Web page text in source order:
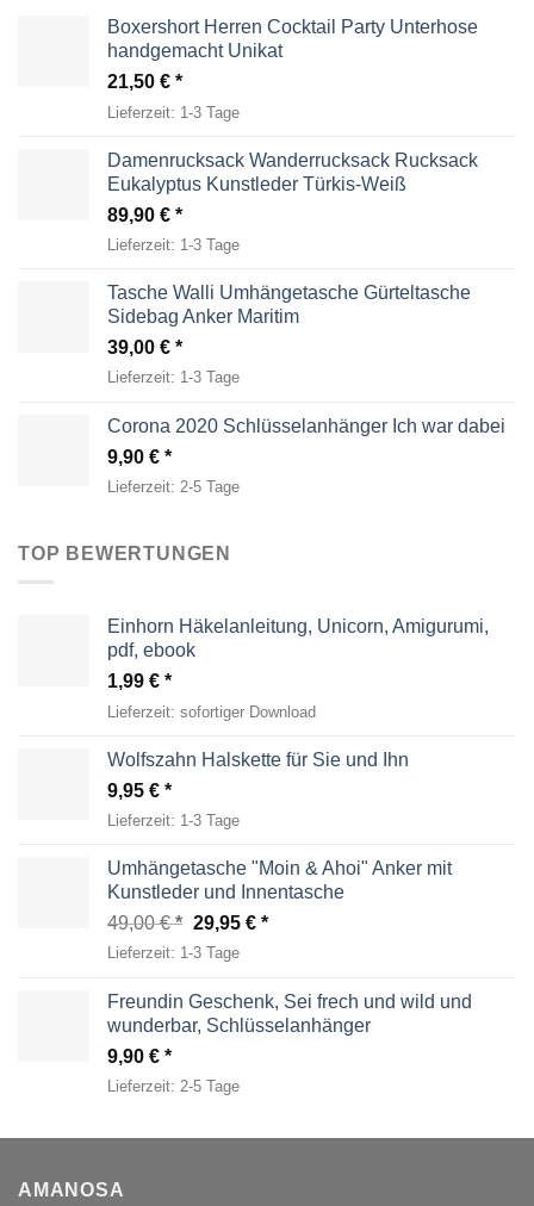
Boxershort Herren Cocktail Party Unterhose
handgemacht Unikat
21,50 €
Lieferzeit: 1-3 Tage
Damenrucksack Wanderrucksack Rucksack
Eukalyptus Kunstleder Türkis-Weiß
89,90 €
Lieferzeit: 1-3 Tage
Tasche Walli Umhängetasche Gürteltasche
Sidebag Anker Maritim
39,00 €
Lieferzeit: 1-3 Tage
Corona 2020 Schlüsselanhänger Ich war dabei
9,90 €
Lieferzeit: 2-5 Tage
TOP BEWERTUNGEN
Einhorn Häkelanleitung, Unicorn, Amigurumi,
pdf, ebook
1,99 €
Lieferzeit: sofortiger Download
Wolfszahn Halskette für Sie und Ihn
9,95 €
Lieferzeit: 1-3 Tage
Umhängetasche "Moin & Ahoi" Anker mit
Kunstleder und Innentasche
49,00€
Ursprünglicher
Preis
49,00 €
29,95 € Aktueller
29,95 €.
Lieferzeit: 1-3 Tage
Freundin Geschenk, Sei frech und wild und
wunderbar, Schlüsselanhänger
9,90 €
Lieferzeit: 2-5 Tage
AMANOSA